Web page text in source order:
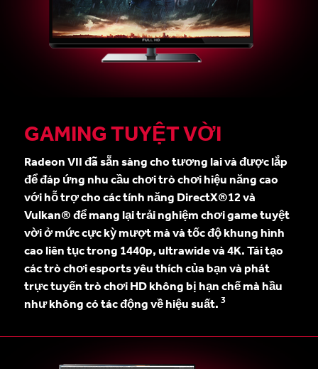
GAMING TUYỆT VỜI
Radeon VII đã sẵn sàng cho tương lai và được lắp
để đáp ứng nhu cầu chơi trò chơi hiệu năng cao
với hỗ trợ cho các tính năng DirectX®12 và
Vulkan® để mang lại trải nghiệm chơi game tuyệt
vời ở mức cực kỳ mượt mà và tốc độ khung hình
cao liên tục trong 1440p, ultrawide và 4K. Tái tạo
các trò chơi esports yêu thích của bạn và phát
trực tuyến trò chơi HD không bị hạn chế mà hầu
như không có tác động về hiệu suất. 3